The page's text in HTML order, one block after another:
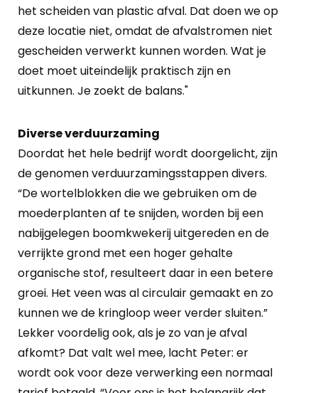
het scheiden van plastic afval. Dat doen we op
deze locatie niet, omdat de afvalstromen niet
gescheiden verwerkt kunnen worden. Wat je
doet moet uiteindelijk praktisch zijn en
uitkunnen. Je zoekt de balans."
Diverse verduurzaming
Doordat het hele bedrijf wordt doorgelicht, zijn
de genomen verduurzamingsstappen divers.
“De wortelblokken die we gebruiken om de
moederplanten af te snijden, worden bij een
nabijgelegen boomkwekerij uitgereden en de
verrijkte grond met een hoger gehalte
organische stof, resulteert daar in een betere
groei. Het veen was al circulair gemaakt en zo
kunnen we de kringloop weer verder sluiten.”
Lekker voordelig ook, als je zo van je afval
afkomt? Dat valt wel mee, lacht Peter: er
wordt ook voor deze verwerking een normaal